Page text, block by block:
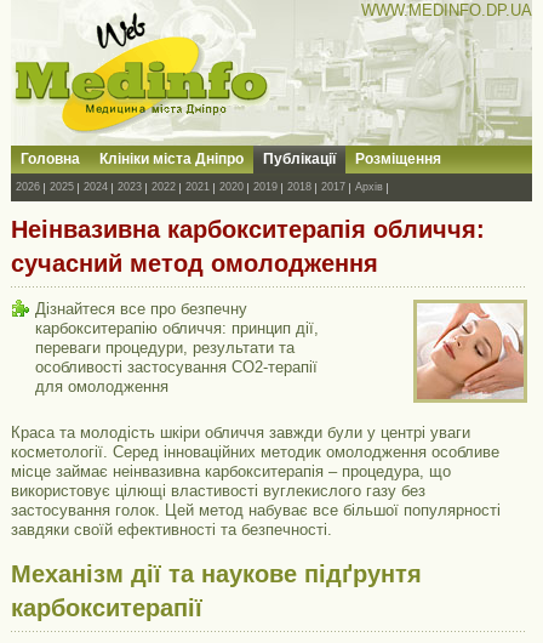
WWW.MEDINFO.DP.UA
Головна Клініки міста Дніпро Публікації Розміщення
2026 2025 2024 2023 2022 2021 2020 2019 2018 2017 Архів
Неінвазивна карбокситерапія обличчя:
сучасний метод омолодження
Дізнайтеся все про безпечну
карбокситерапію обличчя: принцип дії,
переваги процедури, результати та
особливості застосування CO2-терапії
для омолодження
Краса та молодість шкіри обличчя завжди були у центрі уваги
косметології. Серед інноваційних методик омолодження особливе
місце займає неінвазивна карбокситерапія – процедура, що
використовує цілющі властивості вуглекислого газу без
застосування голок. Цей метод набуває все більшої популярності
завдяки своїй ефективності та безпечності.
Механізм дії та наукове підґрунтя
карбокситерапії